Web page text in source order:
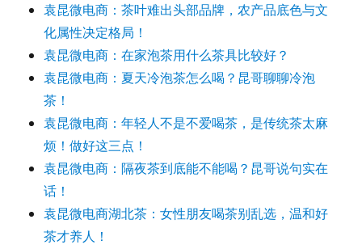
袁昆微电商：茶叶难出头部品牌，农产品底色与文
化属性决定格局！
袁昆微电商：在家泡茶用什么茶具比较好？
袁昆微电商：夏天冷泡茶怎么喝？昆哥聊聊冷泡
茶！
袁昆微电商：年轻人不是不爱喝茶，是传统茶太麻
烦！做好这三点！
袁昆微电商：隔夜茶到底能不能喝？昆哥说句实在
话！
袁昆微电商湖北茶：女性朋友喝茶别乱选，温和好
茶才养人！